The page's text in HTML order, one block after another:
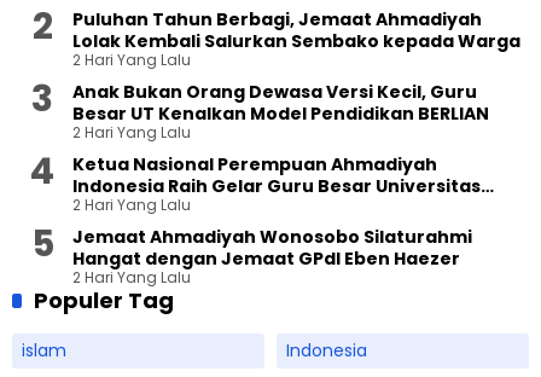
Puluhan Tahun Berbagi, Jemaat Ahmadiyah
Lolak Kembali Salurkan Sembako kepada Warga
2 Hari Yang Lalu
Anak Bukan Orang Dewasa Versi Kecil, Guru
Besar UT Kenalkan Model Pendidikan BERLIAN
2 Hari Yang Lalu
Ketua Nasional Perempuan Ahmadiyah
Indonesia Raih Gelar Guru Besar Universitas
Terbuka
2 Hari Yang Lalu
Jemaat Ahmadiyah Wonosobo Silaturahmi
Hangat dengan Jemaat GPdI Eben Haezer
2 Hari Yang Lalu
Populer Tag
islam
Indonesia